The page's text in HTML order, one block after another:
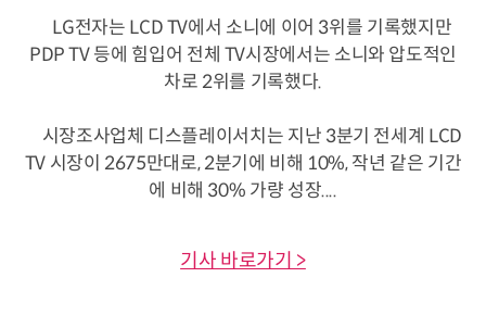
LG전자는 LCD TV에서 소니에 이어 3위를 기록했지만
PDP TV 등에 힘입어 전체 TV시장에서는 소니와 압도적인
차로 2위를 기록했다.
시장조사업체 디스플레이서치는 지난 3분기 전세계 LCD
TV 시장이 2675만대로, 2분기에 비해 10%, 작년 같은 기간
에 비해 30% 가량 성장....
기사 바로가기 >